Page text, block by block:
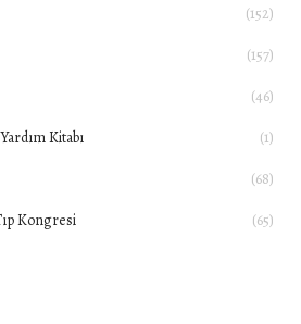
(152)
(157)
(46)
Kitabı
(1)
(68)
Kongresi
(65)